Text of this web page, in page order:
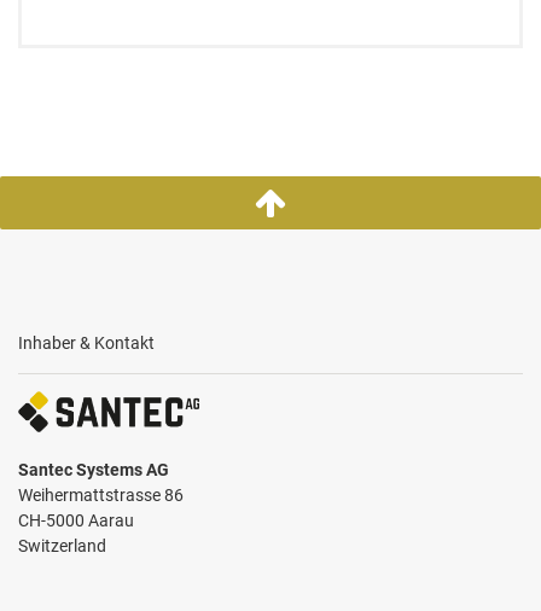
Inhaber & Kontakt
Santec Systems AG
Weihermattstrasse 86
CH-5000 Aarau
Switzerland